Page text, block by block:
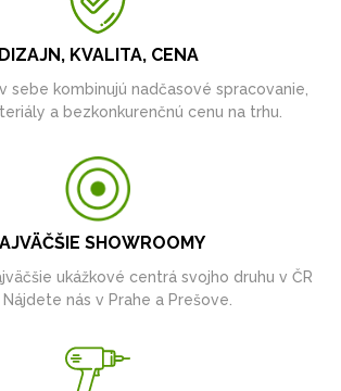
DIZAJN, KVALITA, CENA
sebe kombinujú nadčasové spracovanie,
a bezkonkurenčnú cenu na trhu.
SHOWROOMY
ukážkové centrá svojho druhu v ČR
Nájdete nás v Prahe a Prešove.